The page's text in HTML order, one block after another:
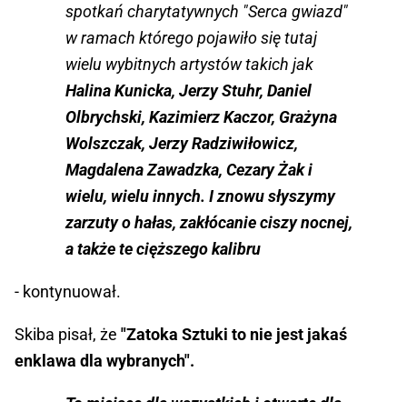
spotkań charytatywnych "Serca gwiazd"
w ramach którego pojawiło się tutaj
wielu wybitnych artystów takich jak
Halina Kunicka, Jerzy Stuhr, Daniel
Olbrychski, Kazimierz Kaczor, Grażyna
Wolszczak, Jerzy Radziwiłowicz,
Magdalena Zawadzka, Cezary Żak i
wielu, wielu innych. I znowu słyszymy
zarzuty o hałas, zakłócanie ciszy nocnej,
a także te cięższego kalibru
- kontynuował.
Skiba pisał, że "Zatoka Sztuki to nie jest jakaś
enklawa dla wybranych".